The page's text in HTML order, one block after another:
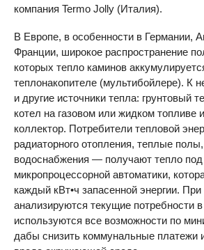
компания Termo Jolly (Италия).
В Европе, в особенности в Германии,
Франции, широкое распространение
которых тепло каминов
теплонакопителе (мультибойлере). К
и другие источники тепла: грунтовый
котел на газовом или жидком топливе
коллектор. Потребители тепловой
радиаторного отопления, теплые
водоснабжения — получают тепло под
микропроцессорной автоматики,
каждый кВт•ч запасенной энергии.
анализируются текущие потребности
используются все возможности по
дабы снизить коммунальные платежи